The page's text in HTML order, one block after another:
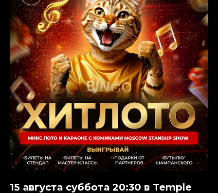
15 августа суббота 20:30 в Temple